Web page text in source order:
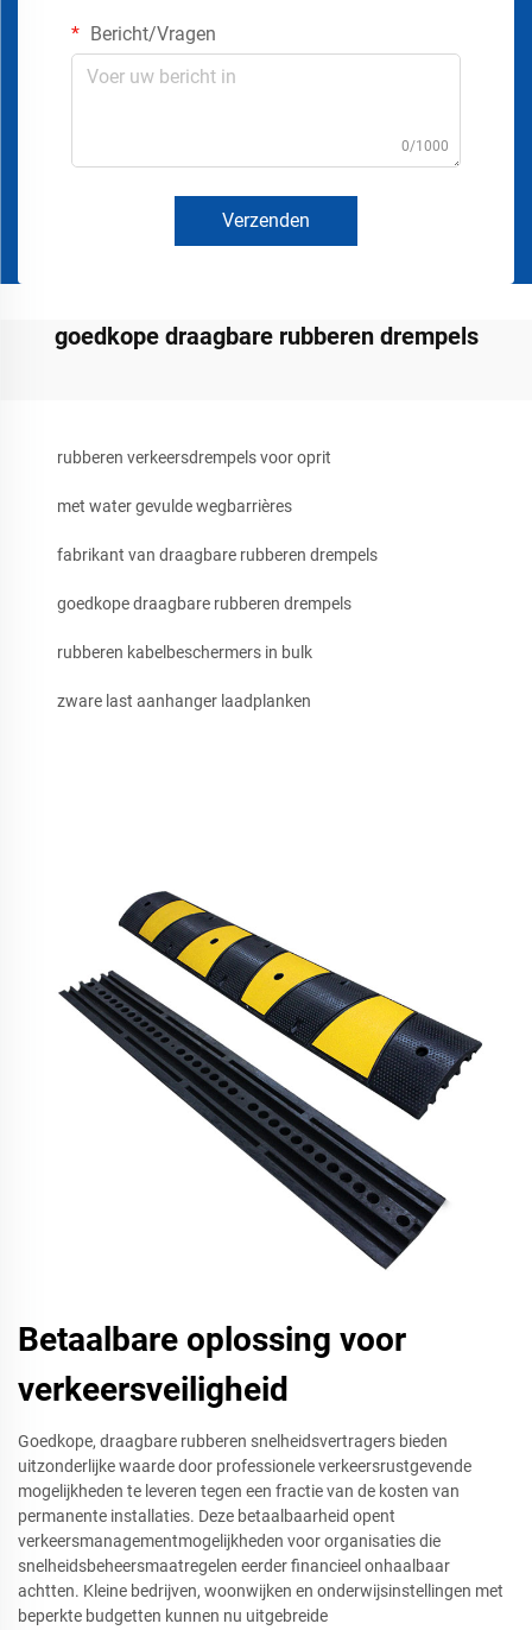
Bericht/Vragen
0/1000
Verzenden
goedkope draagbare rubberen drempels
rubberen verkeersdrempels voor oprit
met water gevulde wegbarrières
fabrikant van draagbare rubberen drempels
goedkope draagbare rubberen drempels
rubberen kabelbeschermers in bulk
zware last aanhanger laadplanken
Betaalbare oplossing voor
verkeersveiligheid
Goedkope, draagbare rubberen snelheidsvertragers bieden
uitzonderlijke waarde door professionele verkeersrustgevende
mogelijkheden te leveren tegen een fractie van de kosten van
permanente installaties. Deze betaalbaarheid opent
verkeersmanagementmogelijkheden voor organisaties die
snelheidsbeheersmaatregelen eerder financieel onhaalbaar
achtten. Kleine bedrijven, woonwijken en onderwijsinstellingen met
beperkte budgetten kunnen nu uitgebreide